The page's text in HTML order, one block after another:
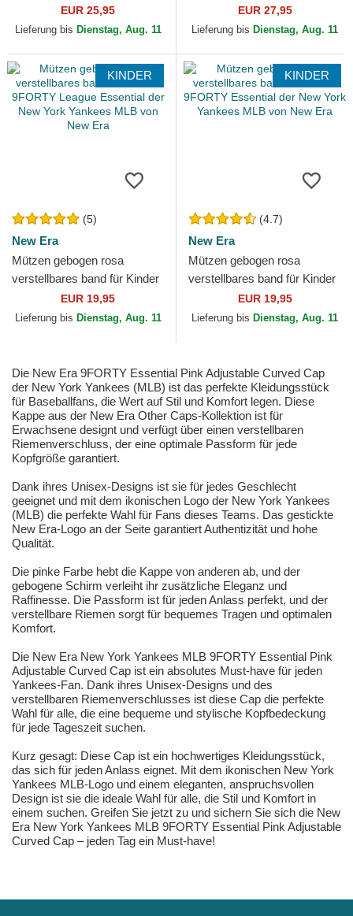
League Essential der New
York Yankees MLB von New
EUR 25,95
Lieferung bis Dienstag, Aug. 11
Metallic der New York
Yankees MLB von New Era
EUR 27,95
Lieferung bis Dienstag, Aug. 11
KINDER
(5)
New Era
Mützen gebogen rosa
verstellbares band für Kinder
9FORTY League Essential
der New York Yankees...
EUR 19,95
Lieferung bis Dienstag, Aug. 11
KINDER
(4.7)
New Era
Mützen gebogen rosa
verstellbares band für Kinder
9FORTY Essential der New
York Yankees MLB von...
EUR 19,95
Lieferung bis Dienstag, Aug. 11
Die New Era 9FORTY Essential Pink Adjustable Curved Cap
der New York Yankees (MLB) ist das perfekte Kleidungsstück
für Baseballfans, die Wert auf Stil und Komfort legen. Diese
Kappe aus der New Era Other Caps-Kollektion ist für
Erwachsene designt und verfügt über einen verstellbaren
Riemenverschluss, der eine optimale Passform für jede
Kopfgröße garantiert.
Dank ihres Unisex-Designs ist sie für jedes Geschlecht
geeignet und mit dem ikonischen Logo der New York Yankees
(MLB) die perfekte Wahl für Fans dieses Teams. Das gestickte
New Era-Logo an der Seite garantiert Authentizität und hohe
Qualität.
Die pinke Farbe hebt die Kappe von anderen ab, und der
gebogene Schirm verleiht ihr zusätzliche Eleganz und
Raffinesse. Die Passform ist für jeden Anlass perfekt, und der
verstellbare Riemen sorgt für bequemes Tragen und optimalen
Komfort.
Die New Era New York Yankees MLB 9FORTY Essential Pink
Adjustable Curved Cap ist ein absolutes Must-have für jeden
Yankees-Fan. Dank ihres Unisex-Designs und des
verstellbaren Riemenverschlusses ist diese Cap die perfekte
Wahl für alle, die eine bequeme und stylische Kopfbedeckung
für jede Tageszeit suchen.
Kurz gesagt: Diese Cap ist ein hochwertiges Kleidungsstück,
das sich für jeden Anlass eignet. Mit dem ikonischen New York
Yankees MLB-Logo und einem eleganten, anspruchsvollen
Design ist sie die ideale Wahl für alle, die Stil und Komfort in
einem suchen. Greifen Sie jetzt zu und sichern Sie sich die New
Era New York Yankees MLB 9FORTY Essential Pink Adjustable
Curved Cap – jeden Tag ein Must-have!